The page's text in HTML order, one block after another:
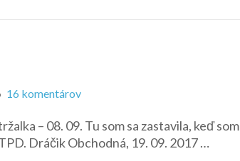
16 komentárovna
špeciál
z
– 08. 09. Tu som sa zastavila, keď som
Dráčik Obchodná, 19. 09. 2017 …